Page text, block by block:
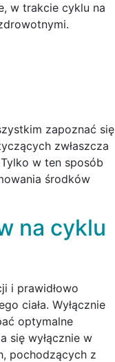
w trakcie cyklu na
zapoznać się
zwłaszcza
w ten sposób
środków
na cyklu
i prawidłowo
ciała. Wyłącznie
optymalne
się wyłącznie w
pochodzących z